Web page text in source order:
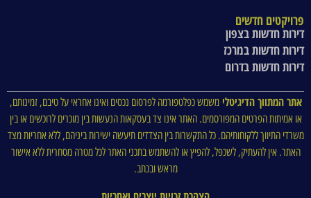
פרויקטים חדשים
דירות חדשות בצפון
דירות חדשות במרכז
דירות חדשות בדרום
אתר המתווך הדיגיטלימשמש כפלטפורמה לפרסום נכסים ואינו אחראי על טיבם, זמינותם,
או אמיתות הפרטים המפורסמים. האתר אינו צד בעסקאות הנעשות בין מוכרים לרוכשים או בין
משרדי התיווך ללקוחותיהם. כל התקשרות בין הצדדים תיעשה ישירות ביניהם, ללא אחריות מצד
האתר. אין להעתיק, לשכפל, להפיץ או להשתמש בתכני האתר לכל מטרה מסחרית ללא אישור
מראש ובכתב.